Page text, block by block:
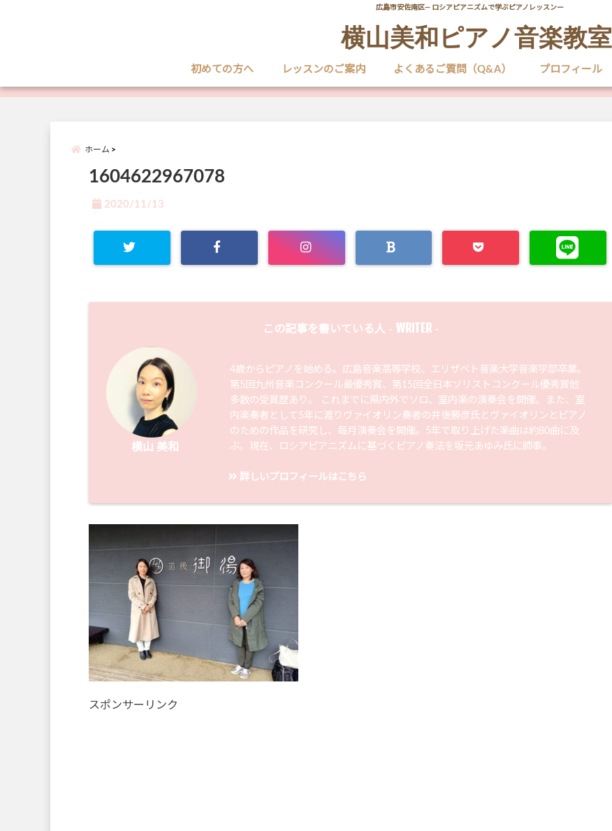
広島市安佐南区― ロシアピアニズムで学ぶピアノレッスンー
横山美和ピアノ音楽教室
初めての方へ レッスンのご案内 よくあるご質問（Q&A） プロフィール
ホーム
1604622967078
2020/11/13
この記事を書いている人 - WRITER -
横山 美和
4歳からピアノを始める。広島音楽高等学校、エリザベト音楽大学音楽学部卒業。
第5回九州音楽コンクール最優秀賞、第15回全日本ソリストコンクール優秀賞他
多数の受賞歴あり。 これまでに県内外でソロ、室内楽の演奏会を開催。また、室
内楽奏者として5年に渡りヴァイオリン奏者の井後勝彦氏とヴァイオリンとピアノ
のための作品を研究し、毎月演奏会を開催。5年で取り上げた楽曲は約80曲に及
ぶ。現在、ロシアピアニズムに基づくピアノ奏法を坂元あゆみ氏に師事。
詳しいプロフィールはこちら
スポンサーリンク